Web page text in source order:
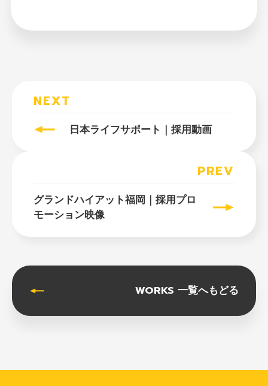
NEXT
日本ライフサポート｜採用動画
PREV
グランドハイアット福岡｜採用プロ
モーション映像
WORKS 一覧へもどる